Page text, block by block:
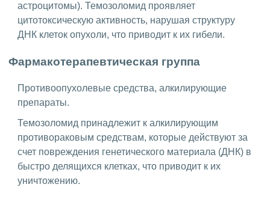
астроцитомы). Темозоломид проявляет
цитотоксическую активность, нарушая структуру
ДНК клеток опухоли, что приводит к их гибели.
Фармакотерапевтическая группа
Противоопухолевые средства, алкилирующие
препараты.
Темозоломид принадлежит к алкилирующим
противораковым средствам, которые действуют за
счет повреждения генетического материала (ДНК) в
быстро делящихся клетках, что приводит к их
уничтожению.